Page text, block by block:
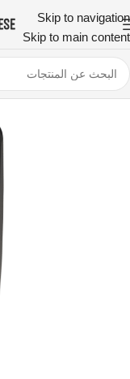
Skip to navigation
Skip to main content